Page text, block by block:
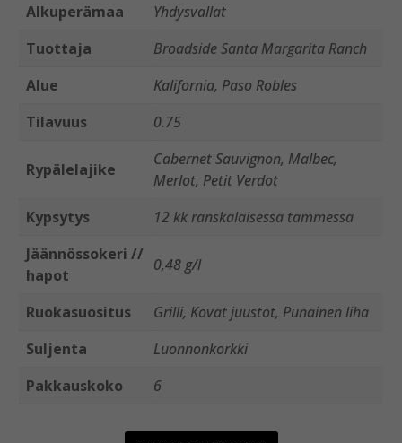
Alkuperämaa
Yhdysvallat
Tuottaja
Broadside Santa Margarita Ranch
Alue
Kalifornia, Paso Robles
Tilavuus
0.75
Rypälelajike
Cabernet Sauvignon, Malbec,
Merlot, Petit Verdot
Kypsytys
12 kk ranskalaisessa tammessa
Jäännössokeri //
hapot
0,48 g/l
Ruokasuositus
Grilli, Kovat juustot, Punainen liha
Suljenta
Luonnonkorkki
Pakkauskoko
6